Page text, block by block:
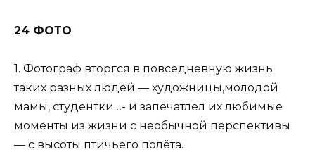
24 ФОТО
1. Фотограф вторгся в повседневную жизнь
таких разных людей — художницы,молодой
мамы, студентки…- и запечатлел их любимые
моменты из жизни с необычной перспективы
— с высоты птичьего полёта.